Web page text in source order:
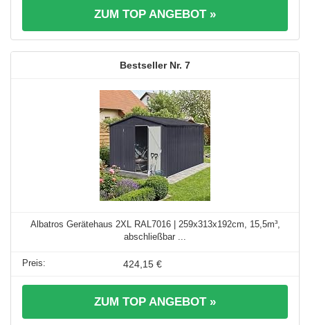
ZUM TOP ANGEBOT »
7
Albatros Gerätehaus 2XL RAL7016 | 259x313x192cm, 15,5m³,
abschließbar ...
424,15 €
ZUM TOP ANGEBOT »